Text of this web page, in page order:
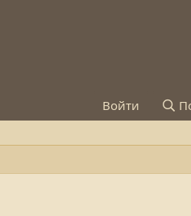
Войти